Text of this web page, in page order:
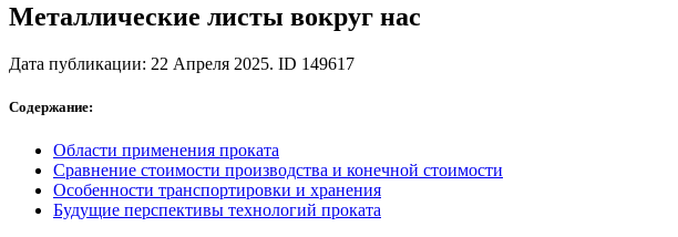
Металлические листы вокруг нас
Дата публикации: 22 Апреля 2025. ID 149617
Содержание:
Области применения проката
Сравнение стоимости производства и конечной стоимости
Особенности транспортировки и хранения
Будущие перспективы технологий проката